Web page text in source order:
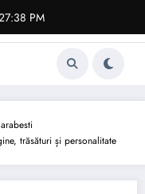
PM
trăsături și personalitate